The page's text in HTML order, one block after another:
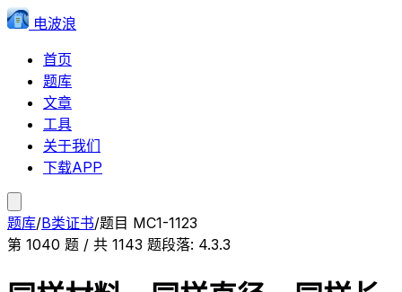
电波浪
首页
题库
文章
工具
关于我们
下载APP
题库/B类证书/题目 MC1-1123
第 1040 题 / 共 1143 题段落: 4.3.3